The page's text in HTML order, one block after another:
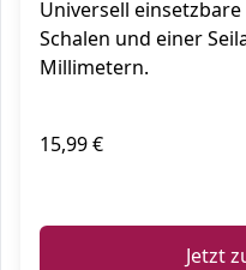
Universell
Schalen und einer
Millimetern.
15,99 €
Jetzt